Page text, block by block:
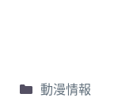
動漫情報